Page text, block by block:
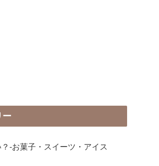
ー
-お菓子・スイーツ・アイス